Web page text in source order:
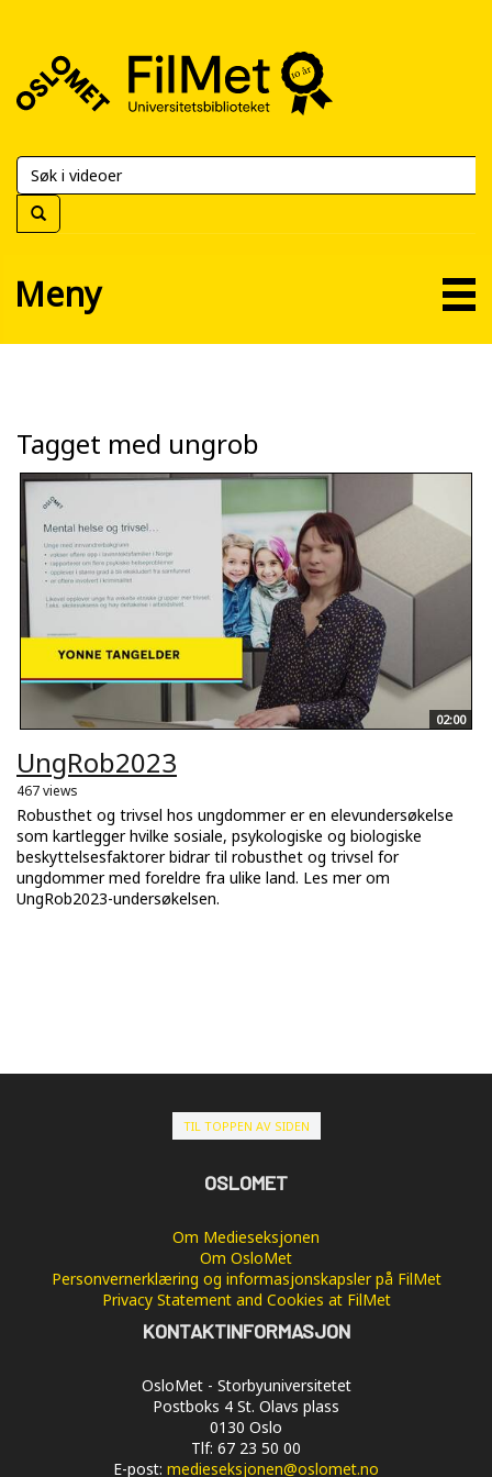
FilMet
Universitetsbiblioteket
Meny
Tagget med ungrob
02:00
UngRob2023
467 views
Robusthet og trivsel hos ungdommer er en elevundersøkelse
som kartlegger hvilke sosiale, psykologiske og biologiske
beskyttelsesfaktorer bidrar til robusthet og trivsel for
ungdommer med foreldre fra ulike land. Les mer om
UngRob2023-undersøkelsen.
TIL TOPPEN AV SIDEN
OSLOMET
Om Medieseksjonen
Om OsloMet
Personvernerklæring og informasjonskapsler på FilMet
Privacy Statement and Cookies at FilMet
KONTAKTINFORMASJON
OsloMet - Storbyuniversitetet
Postboks 4 St. Olavs plass
0130 Oslo
Tlf: 67 23 50 00
E-post: medieseksjonen@oslomet.no